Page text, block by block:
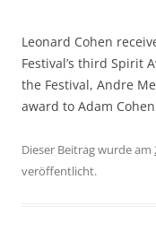
Leonard Cohen
Festival’s third Spirit
the Festival, Andre
award to Adam
Dieser Beitrag wurde am
veröffentlicht.